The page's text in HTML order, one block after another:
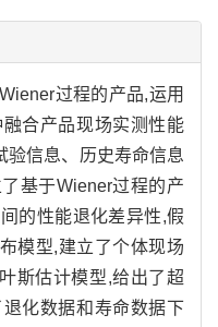
过程的产品,运用
合产品现场实测性能
验信息、历史寿命信息
基于Wiener过程的产
的性能退化差异性,假
模型,建立了个体现场
斯估计模型,给出了超
化数据和寿命数据下